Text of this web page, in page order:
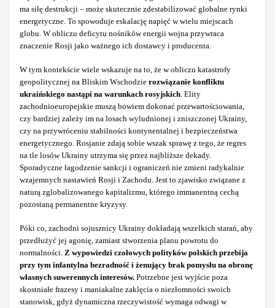
ma siłę destrukcji – może skutecznie zdestabilizować globalne rynki
energetyczne. To spowoduje eskalację napięć w wielu miejscach
globu. W obliczu deficytu nośników energii wojna przywraca
znaczenie Rosji jako ważnego ich dostawcy i producenta.
W tym kontekście wiele wskazuje na to, że w obliczu katastrofy
geopolitycznej na Bliskim Wschodzie rozwiązanie konfliktu
ukraińskiego nastąpi na warunkach rosyjskich. Elity
zachodnioeuropejskie muszą bowiem dokonać przewartościowania,
czy bardziej zależy im na losach wyludnionej i zniszczonej Ukrainy,
czy na przywróceniu stabilności kontynentalnej i bezpieczeństwa
energetycznego. Rosjanie zdają sobie wszak sprawę z tego, że regres
na tle losów Ukrainy utrzyma się przez najbliższe dekady.
Sporadyczne łagodzenie sankcji i ograniczeń nie zmieni radykalnie
wzajemnych nastawień Rosji i Zachodu. Jest to zjawisko związane z
naturą zglobalizowanego kapitalizmu, którego immanentną cechą
pozostaną permanentne kryzysy.
Póki co, zachodni sojusznicy Ukrainy dokładają wszelkich starań, aby
przedłużyć jej agonię, zamiast stworzenia planu powrotu do
normalności. Z wypowiedzi czołowych polityków polskich przebija
przy tym infantylna bezradność i żenujący brak pomysłu na obronę
własnych suwerennych interesów. Potrzebne jest wyjście poza
skostniałe frazesy i maniakalne zaklęcia o niezłomności swoich
stanowisk, gdyż dynamiczna rzeczywistość wymaga odwagi w